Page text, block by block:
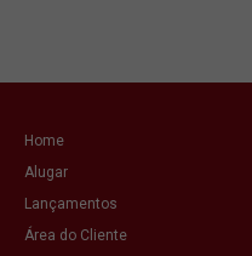
Home
Alugar
Lançamentos
Área do Cliente